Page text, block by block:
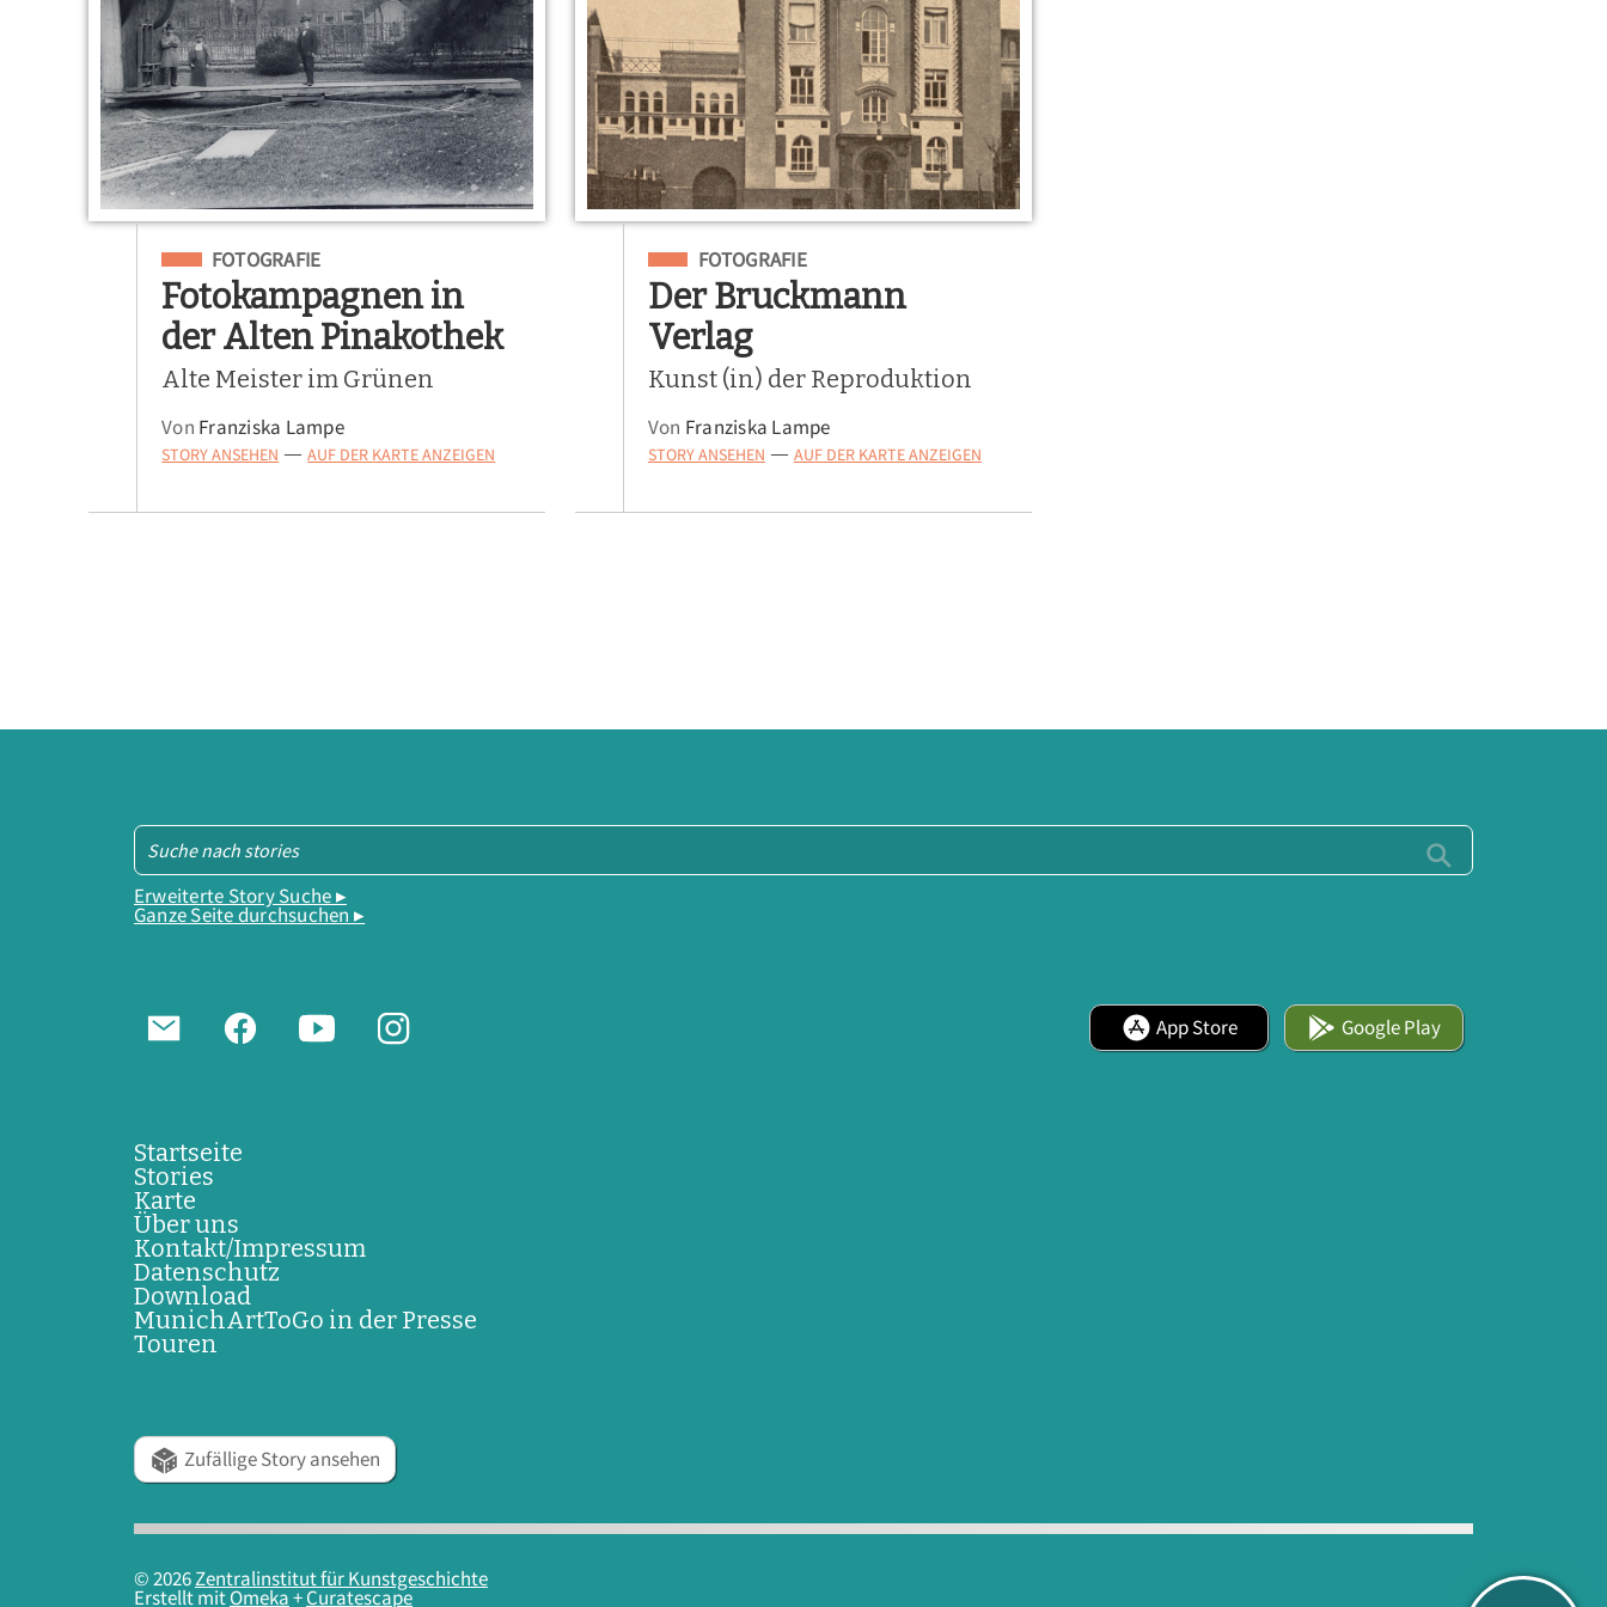
Eingeordnet unter
FOTOGRAFIE
Fotokampagnen in
der Alten Pinakothek
Alte Meister im Grünen
Von Franziska Lampe
STORY ANSEHEN — AUF DER KARTE ANZEIGEN
Eingeordnet unter
FOTOGRAFIE
Der Bruckmann
Verlag
Kunst (in) der Reproduktion
Von Franziska Lampe
STORY ANSEHEN — AUF DER KARTE ANZEIGEN
Erweiterte Story Suche ▸
Ganze Seite durchsuchen ▸
App Store Google Play
Startseite
Stories
Karte
Über uns
Kontakt/Impressum
Datenschutz
Download
MunichArtToGo in der Presse
Touren
Zufällige Story ansehen
© 2026Zentralinstitut für Kunstgeschichte
Erstellt mitOmeka+Curatescape